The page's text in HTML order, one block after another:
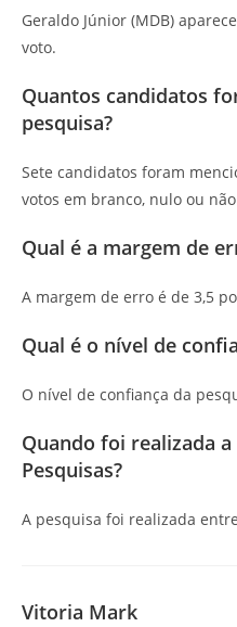
Geraldo Júnior (MDB)
voto.
Quantos candidatos
pesquisa?
Sete candidatos foram
votos em branco, nulo ou
Qual é a margem de
A margem de erro é de 3,5
Qual é o nível de
O nível de confiança da
Quando foi realizada
Pesquisas?
A pesquisa foi realizada
Vitoria Mark